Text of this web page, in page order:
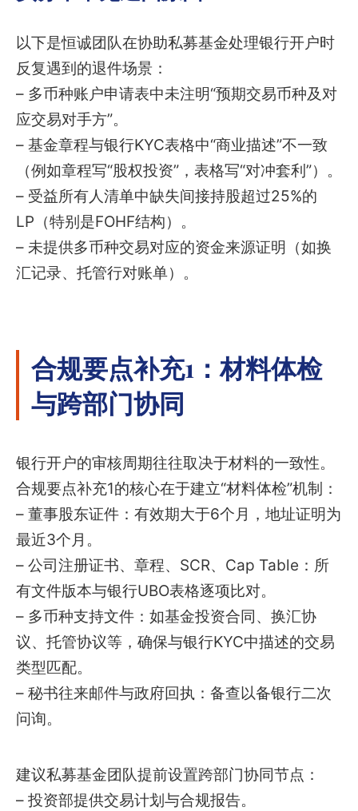
以下是恒诚团队在协助私募基金处理银行开户时
反复遇到的退件场景：
– 多币种账户申请表中未注明“预期交易币种及对
应交易对手方”。
– 基金章程与银行KYC表格中“商业描述”不一致
（例如章程写“股权投资”，表格写“对冲套利”）。
– 受益所有人清单中缺失间接持股超过25%的
LP（特别是FOHF结构）。
– 未提供多币种交易对应的资金来源证明（如换
汇记录、托管行对账单）。
合规要点补充1：材料体检
与跨部门协同
银行开户的审核周期往往取决于材料的一致性。
合规要点补充1的核心在于建立“材料体检”机制：
– 董事股东证件：有效期大于6个月，地址证明为
最近3个月。
– 公司注册证书、章程、SCR、Cap Table：所
有文件版本与银行UBO表格逐项比对。
– 多币种支持文件：如基金投资合同、换汇协
议、托管协议等，确保与银行KYC中描述的交易
类型匹配。
– 秘书往来邮件与政府回执：备查以备银行二次
问询。
建议私募基金团队提前设置跨部门协同节点：
– 投资部提供交易计划与合规报告。